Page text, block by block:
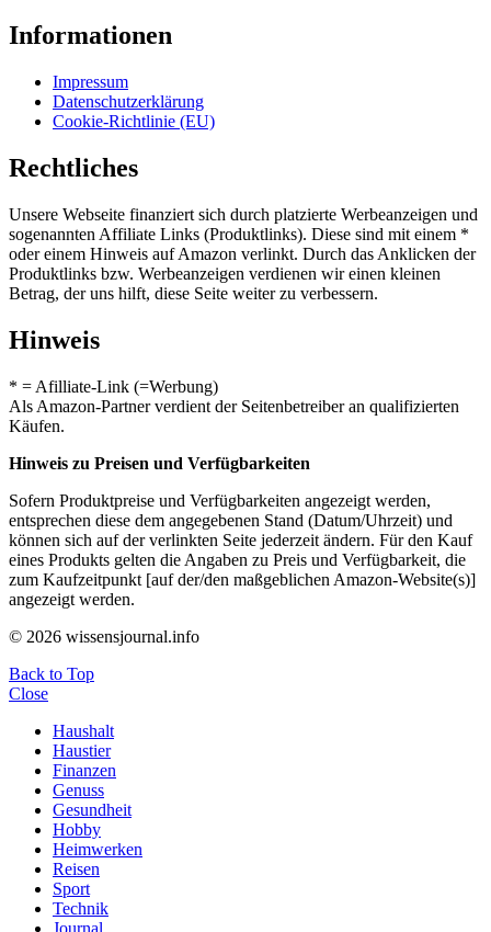
Informationen
Impressum
Datenschutzerklärung
Cookie-Richtlinie (EU)
Rechtliches
Unsere Webseite finanziert sich durch platzierte Werbeanzeigen und
sogenannten Affiliate Links (Produktlinks). Diese sind mit einem *
oder einem Hinweis auf Amazon verlinkt. Durch das Anklicken der
Produktlinks bzw. Werbeanzeigen verdienen wir einen kleinen
Betrag, der uns hilft, diese Seite weiter zu verbessern.
Hinweis
* = Afilliate-Link (=Werbung)
Als Amazon-Partner verdient der Seitenbetreiber an qualifizierten
Käufen.
Hinweis zu Preisen und Verfügbarkeiten
Sofern Produktpreise und Verfügbarkeiten angezeigt werden,
entsprechen diese dem angegebenen Stand (Datum/Uhrzeit) und
können sich auf der verlinkten Seite jederzeit ändern. Für den Kauf
eines Produkts gelten die Angaben zu Preis und Verfügbarkeit, die
zum Kaufzeitpunkt [auf der/den maßgeblichen Amazon-Website(s)]
angezeigt werden.
© 2026 wissensjournal.info
Back to Top
Close
Haushalt
Haustier
Finanzen
Genuss
Gesundheit
Hobby
Heimwerken
Reisen
Sport
Technik
Journal